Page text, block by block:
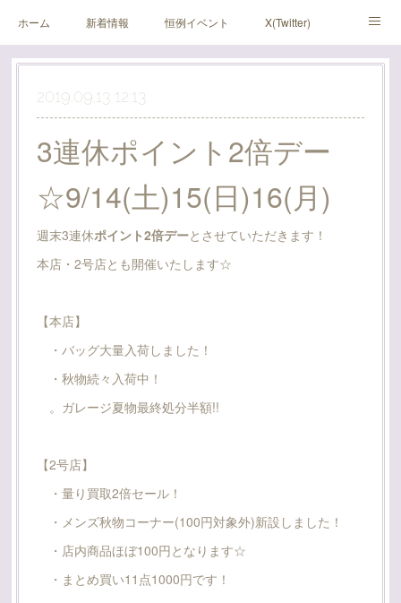
ホーム 新着情報 恒例イベント X(Twitter)
アメブロ Instagram
2019.09.13 12:13
3連休ポイント2倍デー
☆9/14(土)15(日)16(月)
週末3連休ポイント2倍デーとさせていただきます！
本店・2号店とも開催いたします☆
【本店】
・バッグ大量入荷しました！
・秋物続々入荷中！
。ガレージ夏物最終処分半額!!
【2号店】
・量り買取2倍セール！
・メンズ秋物コーナー(100円対象外)新設しました！
・店内商品ほぼ100円となります☆
・まとめ買い11点1000円です！